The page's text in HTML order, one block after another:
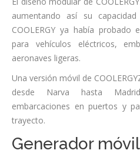
aumentando así su
COOLERGY ya había
para vehículos eléctricos,
aeronaves ligeras.
Una versión móvil de
desde Narva hasta
embarcaciones en puertos y
trayecto.
Generador